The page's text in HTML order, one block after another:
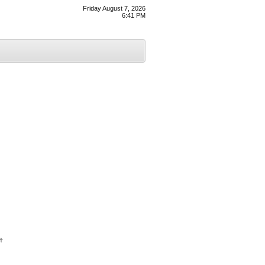
Friday August 7, 2026
6:41 PM